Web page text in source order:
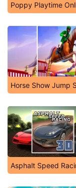
Poppy Playtime
Horse Show Jump
Asphalt Speed